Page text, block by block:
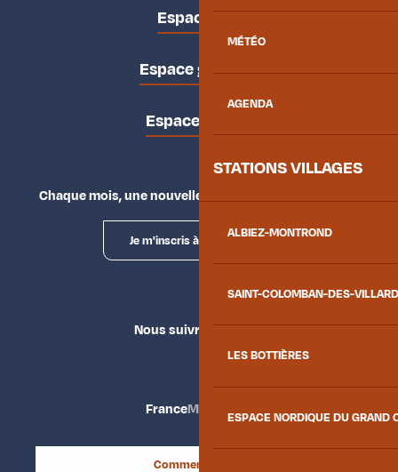
MÉTÉO
AGENDA
STATIONS VILLAGES
ALBIEZ-MONTROND
SAINT-COLOMBAN-DES-
LES BOTTIÈRES
ESPACE NORDIQUE DU GRAND
Espace pro
Espace groupes
Espace presse
Chaque mois, une nouvelle façon d'explorer la vallée.
Je m'inscris à la newsletter
Nous suivre
FranceMaurienne
Comment venir ?